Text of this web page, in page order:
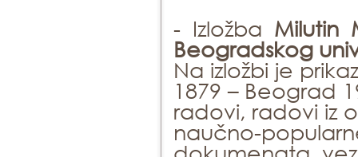
- Izložba Milutin
Beogradskog
Na izložbi je
1879 – Beograd
radovi, radovi iz
naučno-